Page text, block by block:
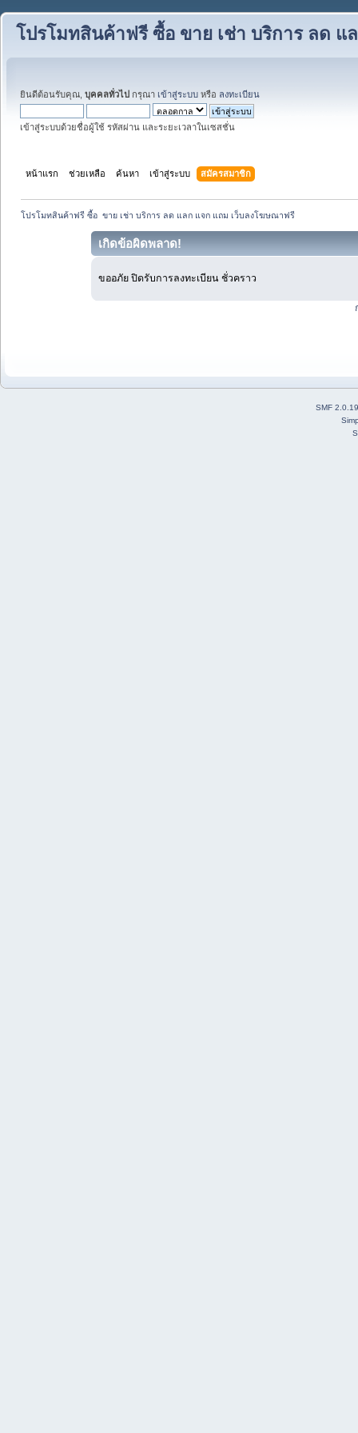
โปรโมทสินค้าฟรี ซื้อ ขาย เช่า บริการ ลด
ยินดีต้อนรับคุณ, บุคคลทั่วไป กรุณา เข้าสู่ระบบ หรือ ลงทะเบียน
เข้าสู่ระบบด้วยชื่อผู้ใช้ รหัสผ่าน และระยะเวลาในเซสชั่น
หน้าแรก ช่วยเหลือ ค้นหา เข้าสู่ระบบ สมัครสมาชิก
โปรโมทสินค้าฟรี ซื้อ  ขาย เช่า บริการ ลด แลก แจก แถม เว็บลงโฆษณาฟรี
เกิดข้อผิดพลาด!
ขออภัย ปิดรับการลงทะเบียน ชั่วคราว
SMF 2.0.19